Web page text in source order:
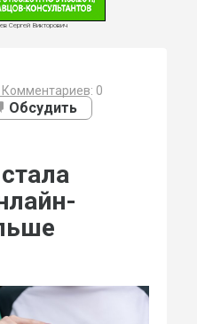
Сергей Викторович
Комментариев: 0
Обсудить